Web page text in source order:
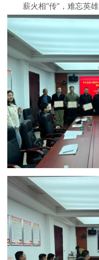
薪火相“传”，难忘英雄